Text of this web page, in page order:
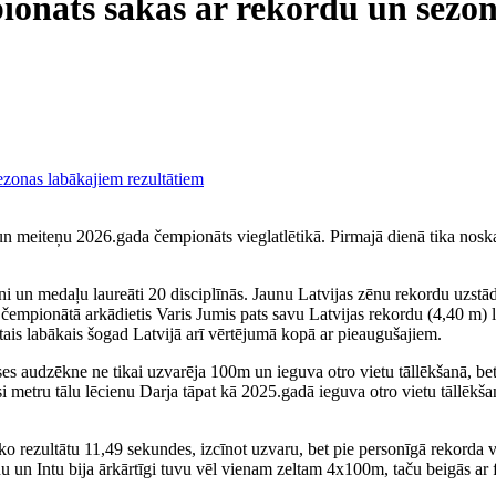
sākas ar rekordu un
meiteņu 2026.gada čempionāts vieglatlētikā. Pirmajā dienā tika
un medaļu laureāti 20 disciplīnās. Jaunu Latvijas zēnu rekordu
arkādietis Varis Jumis pats savu Latvijas rekordu (4,40
labākais šogad Latvijā arī vērtējumā kopā ar pieaugušajiem.
audzēkne ne tikai uzvarēja 100m un ieguva otro vietu tāllēkšanā,
tālu lēcienu Darja tāpat kā 2025.gadā ieguva otro vietu
rezultātu 11,49 sekundes, izcīnot uzvaru, bet pie personīgā rekorda
un Intu bija ārkārtīgi tuvu vēl vienam zeltam 4x100m, taču beigās